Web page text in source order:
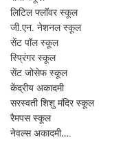
लिटिल फ्लॉवर स्कूल
जी.एन. नेशनल स्कूल
सेंट पॉल स्कूल
स्प्रिंगर स्कूल
सेंट जोसेफ स्कूल
केंद्रीय अकादमी
सरस्वती शिशु मंदिर स्कूल
रैमपस स्कूल
नेवल्स अकादमी….